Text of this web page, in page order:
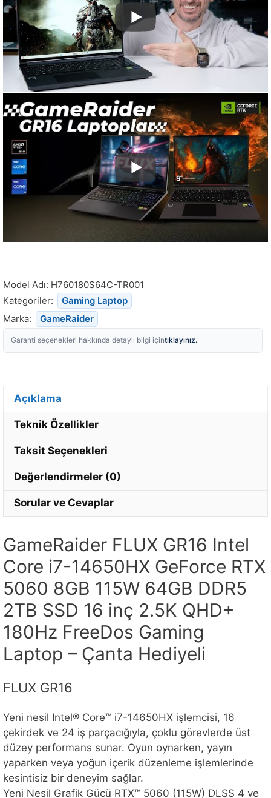
Model Adı: H760180S64C-TR001
Kategoriler:
Gaming Laptop
Marka:
GameRaider
Garanti seçenekleri hakkında detaylı bilgi içintıklayınız.
Açıklama
Teknik Özellikler
Taksit Seçenekleri
Değerlendirmeler (0)
Sorular ve Cevaplar
GameRaider FLUX GR16 Intel
Core i7-14650HX GeForce RTX
5060 8GB 115W 64GB DDR5
2TB SSD 16 inç 2.5K QHD+
180Hz FreeDos Gaming
Laptop – Çanta Hediyeli
FLUX GR16
Yeni nesil Intel® Core™ i7-14650HX işlemcisi, 16
çekirdek ve 24 iş parçacığıyla, çoklu görevlerde üst
düzey performans sunar. Oyun oynarken, yayın
yaparken veya yoğun içerik düzenleme işlemlerinde
kesintisiz bir deneyim sağlar.
Yeni Nesil Grafik Gücü RTX™ 5060 (115W) DLSS 4 ve